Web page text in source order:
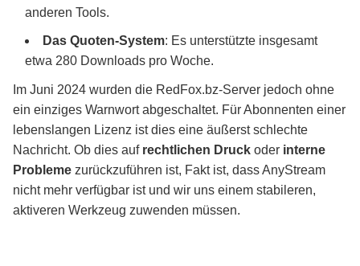
anderen Tools.
Das Quoten-System: Es unterstützte insgesamt
etwa 280 Downloads pro Woche.
Im Juni 2024 wurden die RedFox.bz-Server jedoch ohne
ein einziges Warnwort abgeschaltet. Für Abonnenten einer
lebenslangen Lizenz ist dies eine äußerst schlechte
Nachricht. Ob dies auf rechtlichen Druck oder interne
Probleme zurückzuführen ist, Fakt ist, dass AnyStream
nicht mehr verfügbar ist und wir uns einem stabileren,
aktiveren Werkzeug zuwenden müssen.